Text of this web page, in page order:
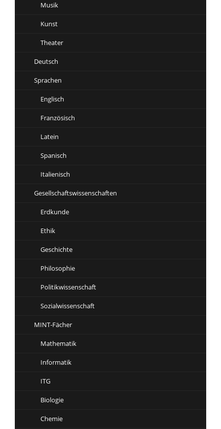
Musik
Kunst
Theater
Deutsch
Sprachen
Englisch
Französisch
Latein
Spanisch
Italienisch
Gesellschaftswissenschaften
Erdkunde
Ethik
Geschichte
Philosophie
Politikwissenschaft
Sozialwissenschaft
MINT-Fächer
Mathematik
Informatik
ITG
Biologie
Chemie